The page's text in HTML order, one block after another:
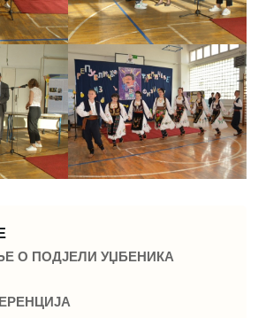
О ПОДЈЕЛИ УЏБЕНИКА